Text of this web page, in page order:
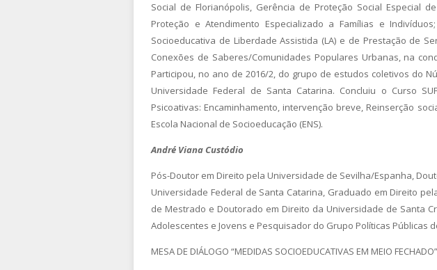
Social de Florianópolis, Gerência de Proteção Social Especial
Proteção e Atendimento Especializado a Famílias e
Socioeducativa de Liberdade Assistida (LA) e de Prestação de
Conexões de Saberes/Comunidades Populares Urbanas, na
Participou, no ano de 2016/2, do grupo de estudos coletivos do
Universidade Federal de Santa Catarina. Concluiu o Curso
Psicoativas: Encaminhamento, intervenção breve, Reinserção
Escola Nacional de Socioeducação (ENS).
André Viana Custódio
Pós-Doutor em Direito pela Universidade de Sevilha/Espanha,
Universidade Federal de Santa Catarina, Graduado em Direito
de Mestrado e Doutorado em Direito da Universidade de Santa
Adolescentes e Jovens e Pesquisador do Grupo Políticas Públicas
MESA DE DIÁLOGO “MEDIDAS SOCIOEDUCATIVAS EM MEIO FECHADO”